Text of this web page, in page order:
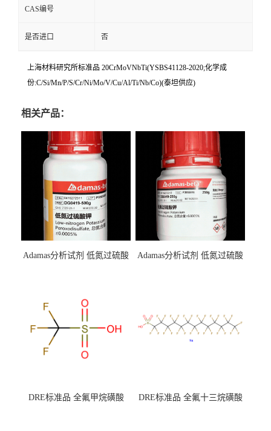
CAS编号
是否进口 否
上海材料研究所标准品 20CrMoVNbTi(YSBS41128-2020;化学成
份:C/Si/Mn/P/S/Cr/Ni/Mo/V/Cu/Al/Ti/Nb/Co)(泰坦供应)
相关产品：
Adamas分析试剂 低氮过硫酸
（泰坦现货供应）
Adamas分析试剂 低氮过硫酸
DRE标准品 全氟甲烷磺酸
DRE标准品 全氟十三烷磺酸